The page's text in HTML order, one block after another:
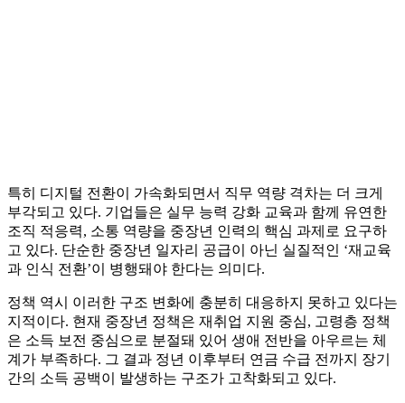
특히 디지털 전환이 가속화되면서 직무 역량 격차는 더 크게
부각되고 있다. 기업들은 실무 능력 강화 교육과 함께 유연한
조직 적응력, 소통 역량을 중장년 인력의 핵심 과제로 요구하
고 있다. 단순한 중장년 일자리 공급이 아닌 실질적인 ‘재교육
과 인식 전환’이 병행돼야 한다는 의미다.
정책 역시 이러한 구조 변화에 충분히 대응하지 못하고 있다는
지적이다. 현재 중장년 정책은 재취업 지원 중심, 고령층 정책
은 소득 보전 중심으로 분절돼 있어 생애 전반을 아우르는 체
계가 부족하다. 그 결과 정년 이후부터 연금 수급 전까지 장기
간의 소득 공백이 발생하는 구조가 고착화되고 있다.